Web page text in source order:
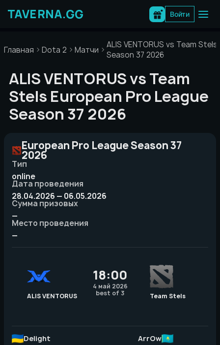
содержимому
Войти
Главная Dota 2 Матчи
ALIS VENTORUS vs Team
Season 37 2026
ALIS VENTORUS vs Team
Stels European Pro League
Season 37 2026
European Pro League Season 37
2026
Тип
online
Дата проведения
28.04.2026 — 06.05.2026
Сумма призовых
—
Место проведения
—
Delight
ALIS VENTORUS
18:00
4 май 2026
best of 3
Team Stels
ArrOw